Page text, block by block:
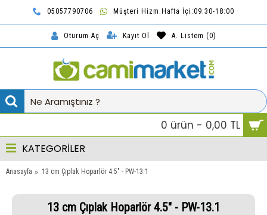
05057790706 Müşteri Hizm.Hafta İçi:09:30-18:00
Oturum Aç Kayıt Ol A. Listem (0)
0 ürün - 0,00 TL
KATEGORİLER
Anasayfa 13 cm Çıplak Hoparlör 4.5" - PW-13.1
13 cm Çıplak Hoparlör 4.5" - PW-13.1